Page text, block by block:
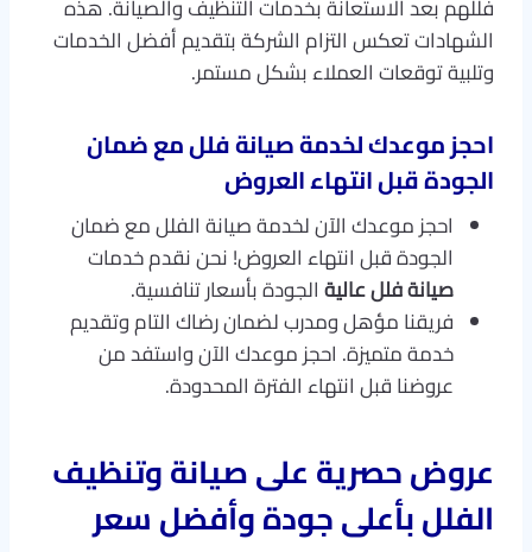
فللهم بعد الاستعانة بخدمات التنظيف والصيانة. هذه
الشهادات تعكس التزام الشركة بتقديم أفضل الخدمات
وتلبية توقعات العملاء بشكل مستمر.
احجز موعدك لخدمةصيانة فلل مع ضمان
الجودةقبل انتهاء العروض
احجز موعدك الآن لخدمة صيانة الفلل مع ضمان
الجودة قبل انتهاء العروض! نحن نقدم خدمات
صيانة فلل عاليةالجودة بأسعار تنافسية.
فريقنا مؤهل ومدرب لضمان رضاك التام وتقديم
خدمة متميزة. احجز موعدك الآن واستفد من
عروضنا قبل انتهاء الفترة المحدودة.
عروض حصرية علىصيانة وتنظيف
الفلل بأعلى جودة وأفضل سعر